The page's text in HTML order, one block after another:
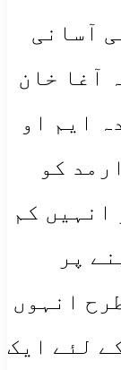
آسانی
آغا خان
ایم او
کو
انہیں کم
پر
انہوں
لئے ایک